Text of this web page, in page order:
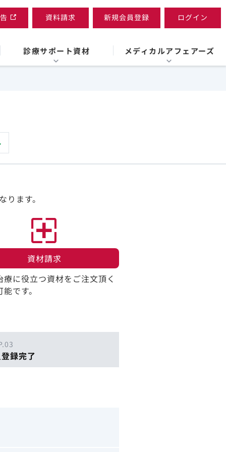
資料請求 新規会員登録 ログイン
診療サポート資材 メディカルアフェアーズ
ます。
資材請求​
療に役立つ資材をご注文頂く
です。
録完了